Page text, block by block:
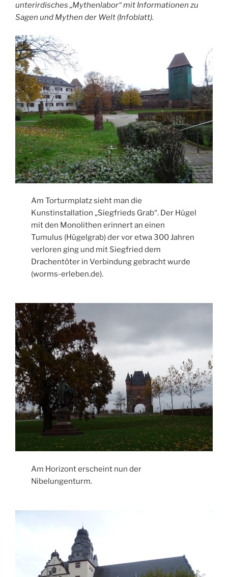
unterirdisches „Mythenlabor“ mit Informationen zu
Sagen und Mythen der Welt (Infoblatt).
Am Torturmplatz sieht man die
Kunstinstallation „Siegfrieds Grab“. Der Hügel
mit den Monolithen erinnert an einen
Tumulus (Hügelgrab) der vor etwa 300 Jahren
verloren ging und mit Siegfried dem
Drachentöter in Verbindung gebracht wurde
(worms-erleben.de).
Am Horizont erscheint nun der
Nibelungenturm.